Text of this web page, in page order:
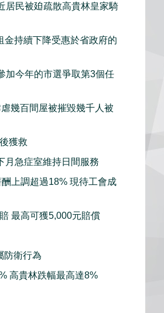
居民被廹疏散高貴林皇家騎
金持續下降受惠於省政府的
加今年的市選爭取第3個任
幾百間屋被摧毀幾千人被
後獲救
月急症室維持日間服務
上調超過18% 現待工會成
最高可獲5,000元賠償
防衛行為
高貴林跌幅最高達8%